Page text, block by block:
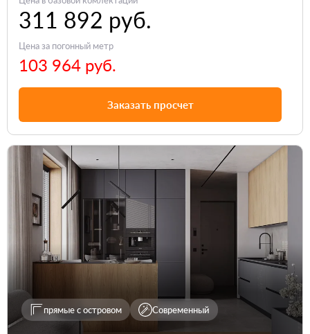
311 892 руб.
Цена за погонный метр
103 964 руб.
Заказать просчет
прямые с островом Современный